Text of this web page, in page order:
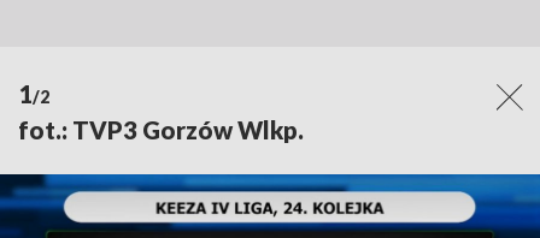
1/2
fot.: TVP3 Gorzów Wlkp.